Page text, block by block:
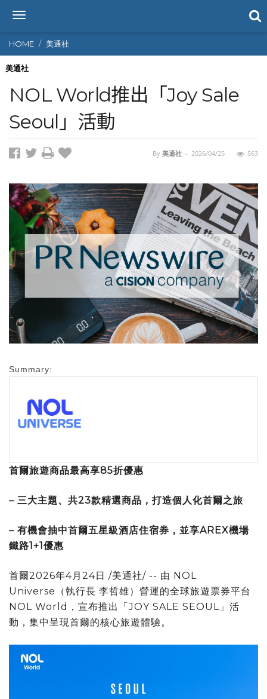
T
g
g
l
n
a
v
i
g
o
n
HOME 美通社
美通社
NOL World推出「Joy Sale
Seoul」活動
By 美通社 - 2026/04/25 563
Summary:
首爾旅遊商品最高享85折優惠
– 三大主題、共23款精選商品，打造個人化首爾之旅
– 有機會抽中首爾五星級酒店住宿券，並享AREX機場
鐵路1+1優惠
首爾2026年4月24日 /美通社/ -- 由 NOL
Universe（執行長 李哲雄）營運的全球旅遊票券平台
NOL World，宣布推出「JOY SALE SEOUL」活
動，集中呈現首爾的核心旅遊體驗。